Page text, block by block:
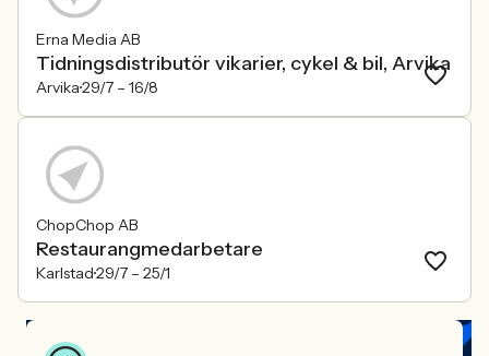
Erna Media AB
Tidningsdistributör vikarier, cykel & bil, Arvika
Arvika29/7 – 16/8
ChopChop AB
Restaurangmedarbetare
Karlstad29/7 – 25/1